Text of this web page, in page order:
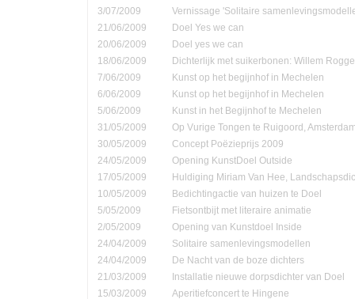
3/07/2009
Vernissage 'Solitaire
21/06/2009
Doel Yes we can
20/06/2009
Doel yes we can
18/06/2009
Dichterlijk met suikerbonen: Willem
7/06/2009
Kunst op het begijnhof in Mechelen
6/06/2009
Kunst op het begijnhof in Mechelen
5/06/2009
Kunst in het Begijnhof te Mechelen
31/05/2009
Op Vurige Tongen te Ruigoord,
30/05/2009
Concept Poëzieprijs 2009
24/05/2009
Opening KunstDoel Outside
17/05/2009
Huldiging Miriam Van Hee,
10/05/2009
Bedichtingactie van huizen te Doel
5/05/2009
Fietsontbijt met literaire animatie
2/05/2009
Opening van Kunstdoel Inside
24/04/2009
Solitaire samenlevingsmodellen
24/04/2009
De Nacht van de boze dichters
21/03/2009
Installatie nieuwe dorpsdichter van Doel
15/03/2009
Aperitiefconcert te Hingene